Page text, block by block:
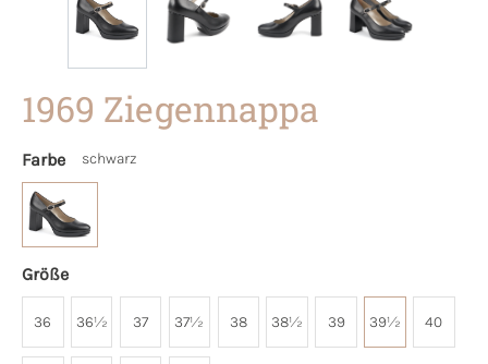
1969 Ziegennappa
Farbe schwarz
Größe
36 36½ 37 37½ 38 38½ 39 39½ 40